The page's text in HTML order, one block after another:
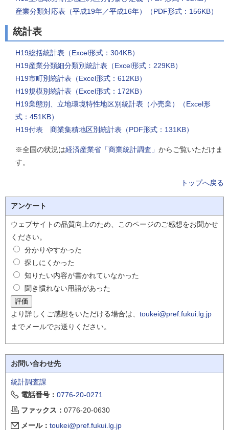
産業分類対応表（平成19年／平成16年）（PDF形式：156KB）
統計表
H19総括統計表（Excel形式：304KB）
H19産業分類細分類別統計表（Excel形式：229KB）
H19市町別統計表（Excel形式：612KB）
H19規模別統計表（Excel形式：172KB）
H19業態別、立地環境特性地区別統計表（小売業）（Excel形
式：451KB）
H19付表 商業集積地区別統計表（PDF形式：131KB）
※全国の状況は経済産業省「商業統計調査」 からご覧いただけま
す。
トップへ戻る
アンケート
ウェブサイトの品質向上のため、このページのご感想をお聞かせ
ください。
分かりやすかった
探しにくかった
知りたい内容が書かれていなかった
聞き慣れない用語があった
より詳しくご感想をいただける場合は、 toukei@pref.fukui.lg.jp
までメールでお送りください。
お問い合わせ先
統計調査課
電話番号： 0776-20-0271
ファックス： 0776-20-0630
メール： toukei@pref.fukui.lg.jp